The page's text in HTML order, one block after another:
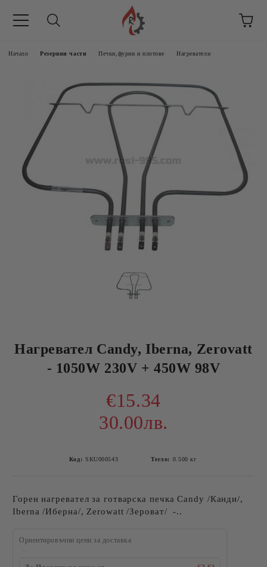
Начало Резервни части Печки,фурни и плотове Нагреватели
Нагревател Candy, Iberna, Zerovatt
- 1050W 230V + 450W 98V
€15.34
30.00лв.
Код: SKU000543 Тегло: 0.500 кг
Горен нагревател за готварска печка Candy /Канди/,
Iberna /Иберна/, Zerowatt /Зероват/ -..
Ориентировъчни цени за доставка